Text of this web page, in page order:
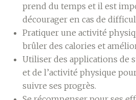
prend du temps et il est
décourager en cas de
Pratiquer une activité
brûler des calories et
Utiliser des applications de
et de l’activité physique
suivre ses progrès.